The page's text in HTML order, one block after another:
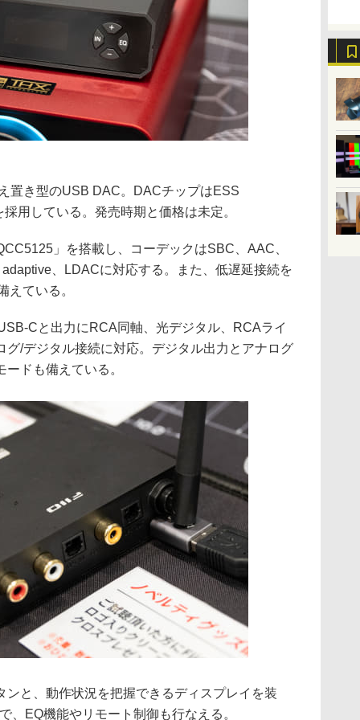
置き型のUSB DAC。DACチップはESS
用している。発売時期と価格は未定。
」を搭載し、コーデックはSBC、AAC、
、LDACに対応する。また、低遅延接続を
えている。
Cと出力にRCA同軸、光デジタル、RCAライ
グ/デジタル接続に対応。デジタル出力とアナログ
ドも備えている。
ンと、動作状況を把握できるディスプレイを装
、EQ機能やリモート制御も行なえる。